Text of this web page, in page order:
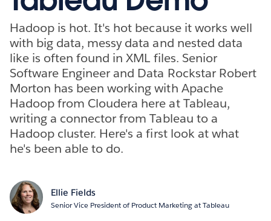
Hadoop is hot. It's hot because it works well
with big data, messy data and nested data
like is often found in XML files. Senior
Software Engineer and Data Rockstar Robert
Morton has been working with Apache
Hadoop from Cloudera here at Tableau,
writing a connector from Tableau to a
Hadoop cluster. Here's a first look at what
he's been able to do.
Ellie Fields
Senior Vice President of Product Marketing at Tableau